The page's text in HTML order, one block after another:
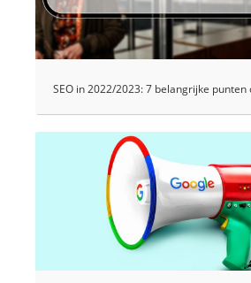
SEO in 2022/2023: 7 belangrijke